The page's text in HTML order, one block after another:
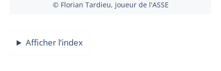
© Florian Tardieu, joueur de l'ASSE
Afficher l’index